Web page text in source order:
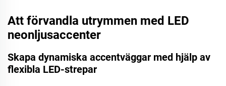
Att förvandla utrymmen med LED
neonljusaccenter
Skapa dynamiska accentväggar med hjälp av
flexibla LED-strepar